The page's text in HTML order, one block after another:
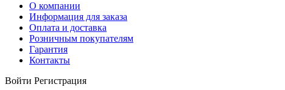
О компании
Информация для заказа
Оплата и доставка
Розничным покупателям
Гарантия
Контакты
Войти Регистрация